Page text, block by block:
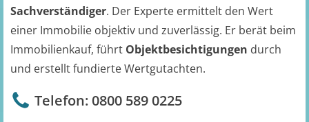
Sachverständiger. Der Experte ermittelt den Wert
einer Immobilie objektiv und zuverlässig. Er berät beim
Immobilienkauf, führt Objektbesichtigungen durch
und erstellt fundierte Wertgutachten.
Telefon: 0800 589 0225